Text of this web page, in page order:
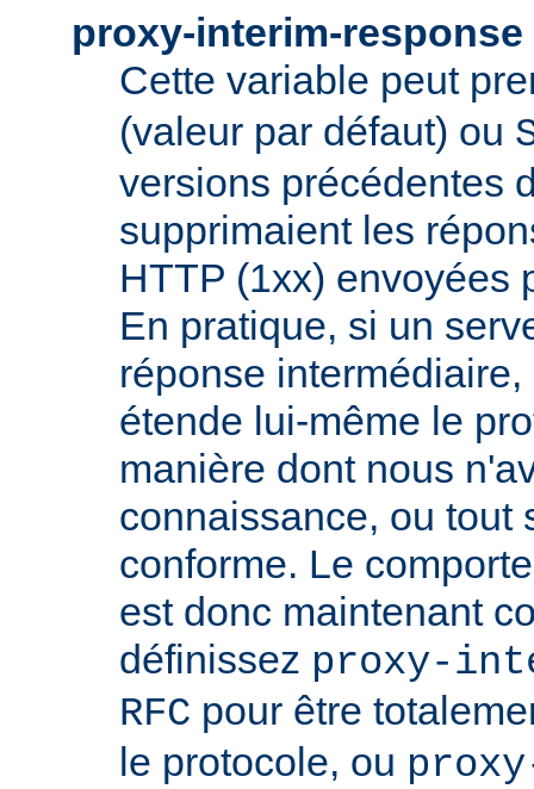
proxy-interim-response
Cette variable peut
(valeur par défaut) ou
versions précédentes
supprimaient les
HTTP (1xx) envoyées
En pratique, si un
réponse
étende lui-même le
manière dont nous
connaissance, ou tout
conforme. Le
est donc maintenant
définissez proxy-
RFC pour être
le protocole, ou